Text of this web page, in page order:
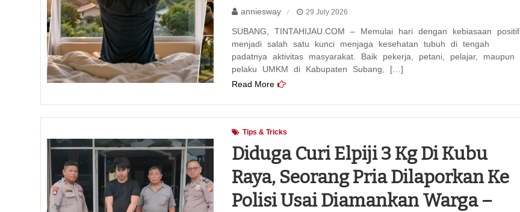
anniesway 29 July 2026
SUBANG, TINTAHIJAU.COM – Memulai hari dengan kebiasaan positif
menjadi salah satu kunci menjaga kesehatan tubuh di tengah
padatnya aktivitas masyarakat. Baik pekerja, petani, pelajar, maupun
pelaku UMKM di Kabupaten Subang, […]
Read More
Tips & Tricks
Diduga Curi Elpiji 3 Kg Di Kubu
Raya, Seorang Pria Dilaporkan Ke
Polisi Usai Diamankan Warga –